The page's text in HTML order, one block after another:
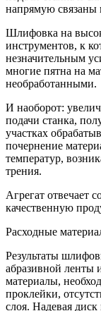
напрямую связаны
Шлифовка на
инструментов, к
незначительным
многие пятна на
необработанными.
И наоборот:
подачи станка,
участках
почернение
температур,
трения.
Агрегат отвечает
качественную
Расходные
Результаты
абразивной ленты
материалы,
проклейки,
слоя. Надевая